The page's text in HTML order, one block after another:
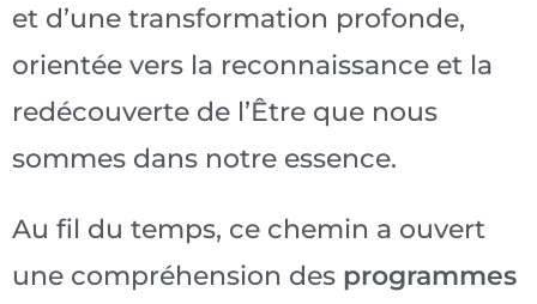
et d’une transformation profonde,
orientée vers la reconnaissance et la
redécouverte de l’Être que nous
sommes dans notre essence.
Au fil du temps, ce chemin a ouvert
une compréhension des programmes